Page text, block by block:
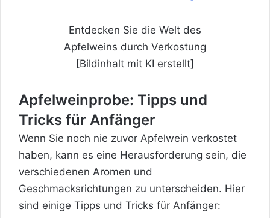
Entdecken Sie die Welt des
Apfelweins durch Verkostung
[Bildinhalt mit KI erstellt]
Apfelweinprobe: Tipps und
Tricks für Anfänger
Wenn Sie noch nie zuvor Apfelwein verkostet
haben, kann es eine Herausforderung sein, die
verschiedenen Aromen und
Geschmacksrichtungen zu unterscheiden. Hier
sind einige Tipps und Tricks für Anfänger: